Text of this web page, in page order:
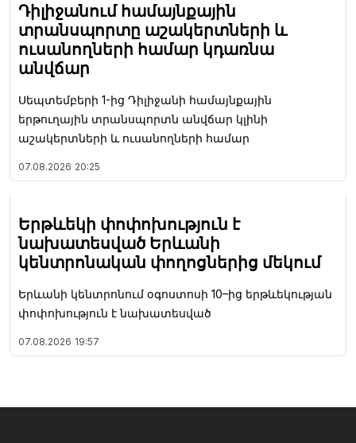
Դիլիջանում համայնքային
տրանսպորտը աշակերտների և
ուսանողների համար կդառնա
անվճար
Սեպտեմբերի 1-ից Դիլիջանի համայնքային
երթուղային տրանսպորտն անվճար կլինի
աշակերտների և ուսանողների համար
07.08.2026 20:25
Երթևեկի փոփոխություն է
նախատեսված Երևանի
կենտրոնական փողոցներից մեկում
Երևանի կենտրոնում օգոստոսի 10–ից երթևեկության
փոփոխություն է նախատեսված
07.08.2026 19:57